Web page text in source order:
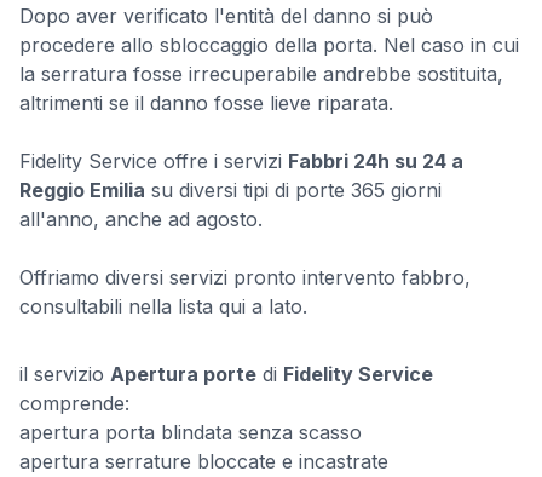
Dopo aver verificato l'entità del danno si può
procedere allo sbloccaggio della porta. Nel caso in cui
la serratura fosse irrecuperabile andrebbe sostituita,
altrimenti se il danno fosse lieve riparata.
Fidelity Service offre i servizi Fabbri 24h su 24 a
Reggio Emilia su diversi tipi di porte 365 giorni
all'anno, anche ad agosto.
Offriamo diversi servizi pronto intervento fabbro,
consultabili nella lista qui a lato.
il servizio Apertura porte di Fidelity Service
comprende:
apertura porta blindata senza scasso
apertura serrature bloccate e incastrate